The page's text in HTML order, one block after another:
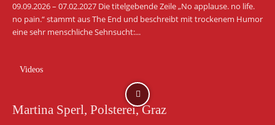
09.09.2026 – 07.02.2027 Die titelgebende Zeile „No applause. no life.
no pain.“ stammt aus The End und beschreibt mit trockenem Humor
eine sehr menschliche Sehnsucht:...
Videos
Martina Sperl, Polsterei, Graz